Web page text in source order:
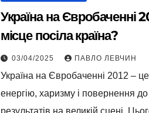
Україна на Євробаченні
місце посіла країна?
03/04/2025 ПАВЛО ЛЕВЧИН
Україна на Євробаченні 2012 – це
енергію, харизму і повернення до
результатів на великій сцені.